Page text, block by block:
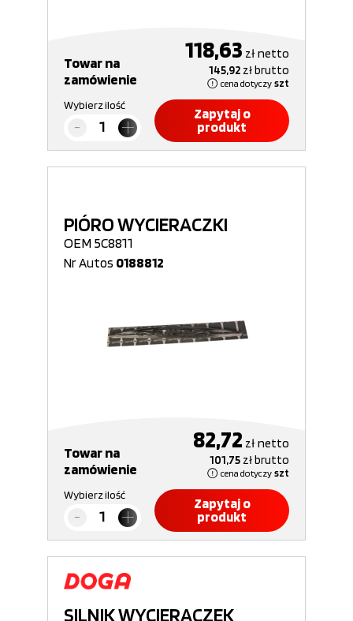
Towar na
zamówienie
118,63 złnetto
145,92 złbrutto
cena dotyczy szt
Wybierz ilość
Zapytaj o
produkt
PIÓRO WYCIERACZKI
OEM 5C8811
Nr Autos 0188812
Towar na
zamówienie
82,72 złnetto
101,75 złbrutto
cena dotyczy szt
Wybierz ilość
Zapytaj o
produkt
SILNIK WYCIERACZEK